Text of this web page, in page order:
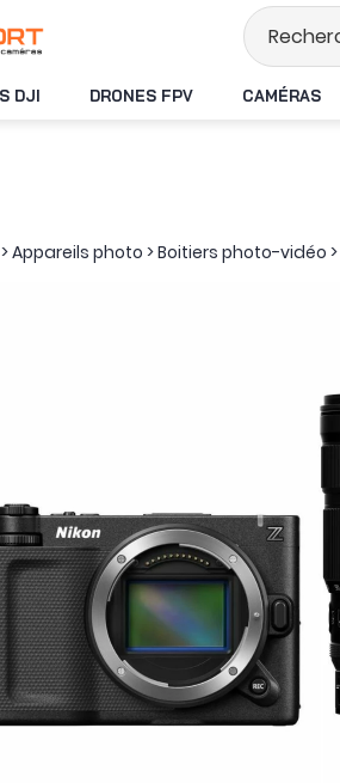
Stock en temps réel
DJI DRONES FPV CAMÉRAS
>Appareils photo >Boitiers photo-vidéo >